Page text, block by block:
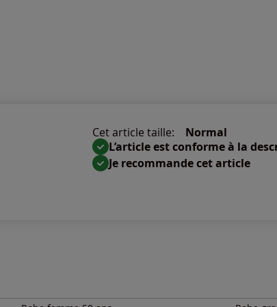
Cet article taille:
Normal
L’article est conforme à la
Je recommande cet article